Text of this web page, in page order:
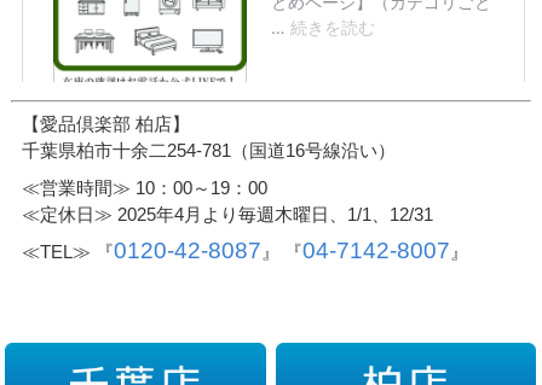
【愛品倶楽部 柏店】
千葉県柏市十余二254-781（国道16号線沿い）
≪営業時間≫ 10：00～19：00
≪定休日≫ 2025年4月より毎週木曜日、1/1、12/31
≪TEL≫ 『0120-42-8087』 『04-7142-8007』